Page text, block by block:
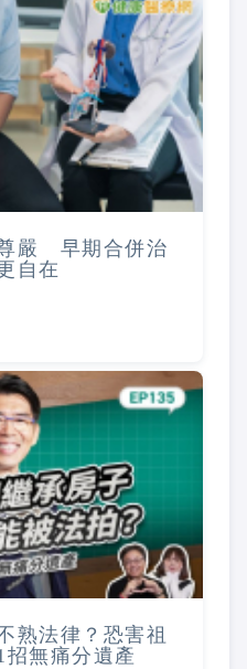
嚴 早期合併治
自在
熟法律？恐害祖
無痛分遺產